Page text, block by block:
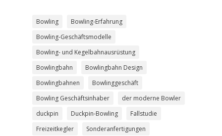
Bowling
Bowling-Erfahrung
Bowling-Geschäftsmodelle
Bowling- und Kegelbahnausrüstung
Bowlingbahn
Bowlingbahn Design
Bowlingbahnen
Bowlinggeschäft
Bowling Geschäftsinhaber
der moderne Bowler
duckpin
Duckpin-Bowling
Fallstudie
Freizeitkegler
Sonderanfertigungen